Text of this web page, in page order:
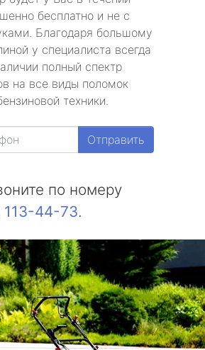
бесплатно и не с
Благодаря большому
у специалиста всегда
полный спектр
на все виды поломок
техники.
Отправить
по номеру
44-73.